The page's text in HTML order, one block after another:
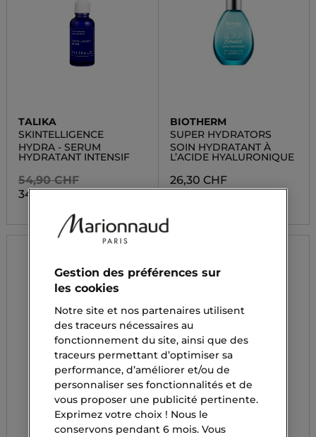
TALIKA
SKINTELLIGENCE
HYDRA - SERUM
HYDRATANT INTENSIF
54,90 CHF
34,05 CHF
BIOTHERM
SUPER HYDRATORS
SOIN HYDRATANT À
L’ACIDE HYALURONIQUE
26,30 CHF
Gestion des préférences sur
les cookies
Notre site et nos partenaires utilisent
des traceurs nécessaires au
fonctionnement du site, ainsi que des
traceurs permettant d’optimiser sa
performance, d’améliorer et/ou de
personnaliser ses fonctionnalités et de
vous proposer une publicité pertinente.
Exprimez votre choix ! Nous le
conservons pendant 6 mois. Vous